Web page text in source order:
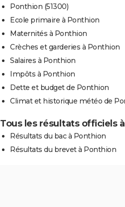
Ponthion (51300)
Ecole primaire à Ponthion
Maternités à Ponthion
Crèches et garderies à Ponthion
Salaires à Ponthion
Impôts à Ponthion
Dette et budget de Ponthion
Climat et historique météo de
Tous les résultats officiels
Résultats du bac à Ponthion
Résultats du brevet à Ponthion